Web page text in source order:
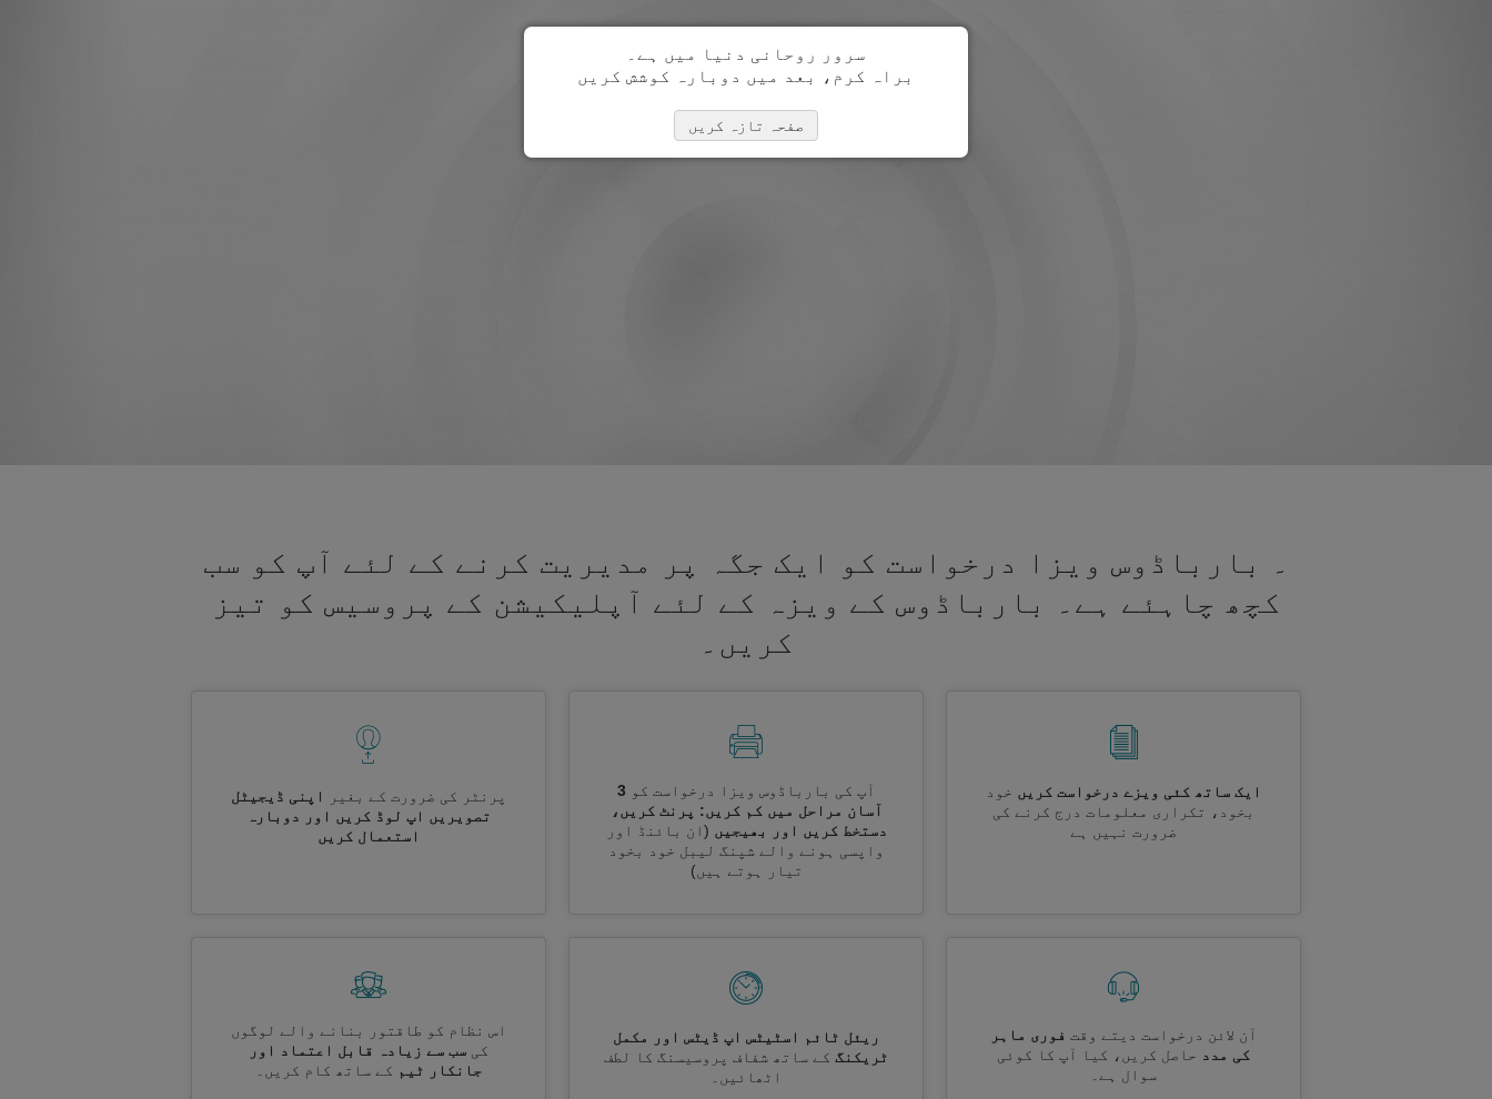
۔ بارباڈوس ویزا درخواست کو ایک جگہ پر مدیریت کرنے کے لئے آپ کو سب
کچھ چاہئے ہے۔ بارباڈوس کے ویزہ کے لئے آپلیکیشن کے پروسیس کو تیز
کریں۔
ایک ساتھ کئی ویزے درخواست کریں خود
بخود، تکراری معلومات درج کرنے کی
ضرورت نہیں ہے
آپ کی بارباڈوس ویزا درخواست کو 3
آسان مراحل میں کم کریں: پرنٹ کریں،
دستخط کریں اور بھیجیں (ان بائنڈ اور
واپسی ہونے والے شپنگ لیبل خود بخود
تیار ہوتے ہیں)
پرنٹر کی ضرورت کے بغیر
اپنی ڈیجیٹل
تصویریں اپ لوڈ کریں اور دوبارہ
استعمال کریں
آن لائن درخواست دیتے وقت فوری ماہر
کی مدد حاصل کریں، کیا آپ کا کوئی
سوال ہے۔
ریئل ٹائم اسٹیٹس اپ ڈیٹس اور مکمل
ٹریکنگ کے ساتھ شفاف پروسیسنگ کا لطف
اٹھائیں۔
اس نظام کو طاقتور بنانے والے لوگوں
کی سب سے زیادہ قابل اعتماد اور
جانکار ٹیم کے ساتھ کام کریں۔
سرور روحانی دنیا میں ہے۔
براہ کرم، بعد میں دوبارہ کوشش کریں
صفحہ تازہ کریں